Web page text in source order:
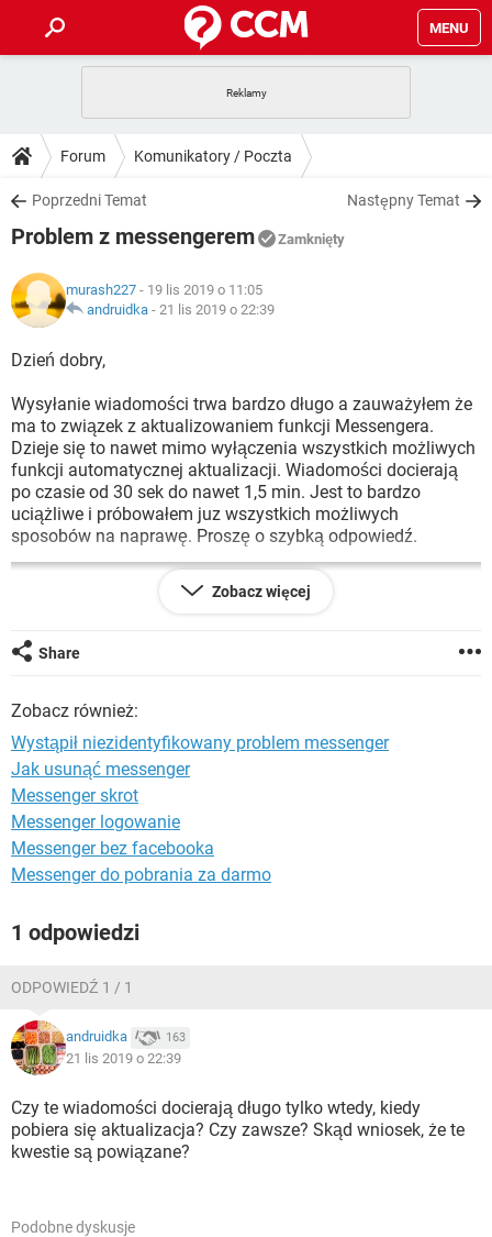
MENU
GRY WHATSAPP
SPOTIFY
INSTAGRAM FACEBOOK
WINDOWS 10
PORADY
PlayStation TIKTOK
INSTAGRAM
WINDOWS 10
DO POBRANIA
ANDROID TIKTOK
GRY
IOS NETFLIX
INSTAGRAM
COVID-19
GRY
SPOTIFY
INSTAGRAM FACEBOOK
WINDOWS 10
ARTYKUŁY
COVID-19
SPOTIFY NETFLIX
INSTAGRAM FACEBOOK
WINDOWS 10
Forum Komunikatory / Poczta
Poprzedni Temat Następny Temat
Problem z messengerem Zamknięty
murash227 - 19 lis 2019 o 11:05
andruidka - 21 lis 2019 o 22:39
Dzień dobry,
Wysyłanie wiadomości trwa bardzo długo a zauważyłem że
ma to związek z aktualizowaniem funkcji Messengera.
Dzieje się to nawet mimo wyłączenia wszystkich możliwych
funkcji automatycznej aktualizacji. Wiadomości docierają
po czasie od 30 sek do nawet 1,5 min. Jest to bardzo
uciążliwe i próbowałem juz wszystkich możliwych
sposobów na naprawę. Proszę o szybką odpowiedź.
Zobacz więcej
Share
Zobacz również:
Wystąpił niezidentyfikowany problem messenger
Jak usunąć messenger
Messenger skrot
Messenger logowanie
Messenger bez facebooka
Messenger do pobrania za darmo
1 odpowiedzi
ODPOWIEDŹ 1 / 1
andruidka 163
21 lis 2019 o 22:39
Czy te wiadomości docierają długo tylko wtedy, kiedy
pobiera się aktualizacja? Czy zawsze? Skąd wniosek, że te
kwestie są powiązane?
Podobne dyskusje